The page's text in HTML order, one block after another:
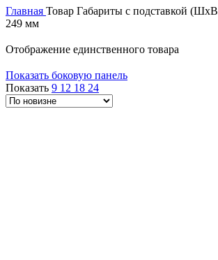
Главная Товар Габариты с подставкой
249 мм
Отображение единственного товара
Показать боковую панель
Показать 9 12 18 24